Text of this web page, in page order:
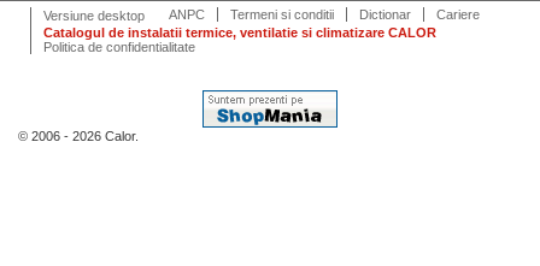
Versiune desktop ANPC Termeni si conditii Dictionar
Cariere
Catalogul de instalatii termice, ventilatie si climatizare CALOR
Politica de confidentialitate
© 2006 - 2026 Calor.